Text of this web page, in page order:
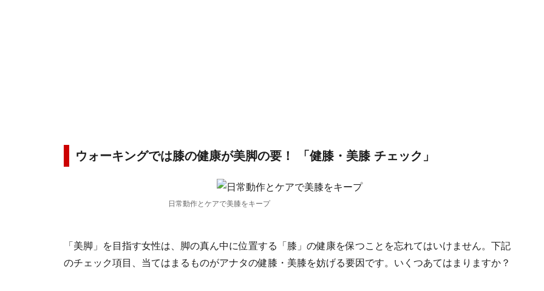
ウォーキングでは膝の健康が美脚の要！ 「健膝・美膝 チェック」
日常動作とケアで美膝をキープ
「美脚」を目指す女性は、脚の真ん中に位置する「膝」の健康を保つことを忘れてはいけません。下記
のチェック項目、当てはまるものがアナタの健膝・美膝を妨げる要因です。いくつあてはまりますか？